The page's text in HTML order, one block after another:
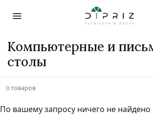
Компьютерные и
столы
0 товаров
По вашему запросу ничего не найдено